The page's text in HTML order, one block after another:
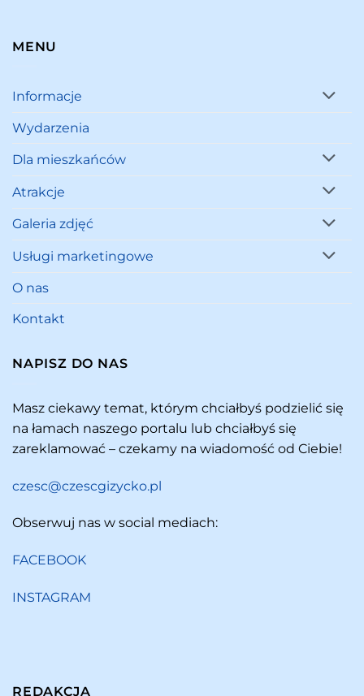
MENU
Informacje
Wydarzenia
Dla mieszkańców
Atrakcje
Galeria zdjęć
Usługi marketingowe
O nas
Kontakt
NAPISZ DO NAS
Masz ciekawy temat, którym chciałbyś podzielić się
na łamach naszego portalu lub chciałbyś się
zareklamować – czekamy na wiadomość od Ciebie!
czesc@czescgizycko.pl
Obserwuj nas w social mediach:
FACEBOOK
INSTAGRAM
REDAKCJA